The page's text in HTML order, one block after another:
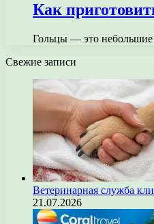
Как
Гольцы — это небольшие
Свежие записи
Ветеринарная служба
21.07.2026